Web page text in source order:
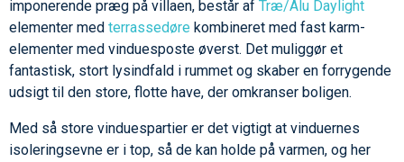
imponerende præg på villaen, består af Træ/Alu Daylight
elementer med terrassedøre kombineret med fast karm-
elementer med vinduesposte øverst. Det muliggør et
fantastisk, stort lysindfald i rummet og skaber en forrygende
udsigt til den store, flotte have, der omkranser boligen.
Med så store vinduespartier er det vigtigt at vinduernes
isoleringsevne er i top, så de kan holde på varmen, og her